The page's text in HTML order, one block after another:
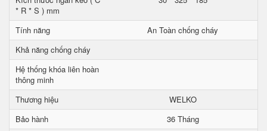
* R * S ) mm
Tính năng
An Toàn chống cháy
Khả năng chống cháy
Hệ thống khóa liên hoàn
thông minh
Thương hiệu
WELKO
Bảo hành
36 Tháng